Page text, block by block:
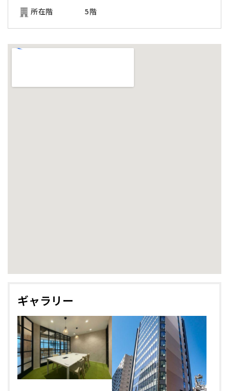
所在階
5階
ギャラリー